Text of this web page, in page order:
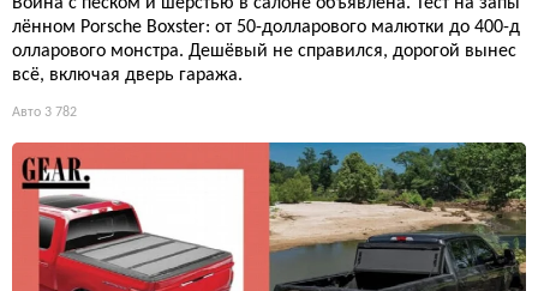
лённом Porsche Boxster: от 50-долларового малютки до 400-д
олларового монстра. Дешёвый не справился, дорогой вынес
всё, включая дверь гаража.
Авто 3 782